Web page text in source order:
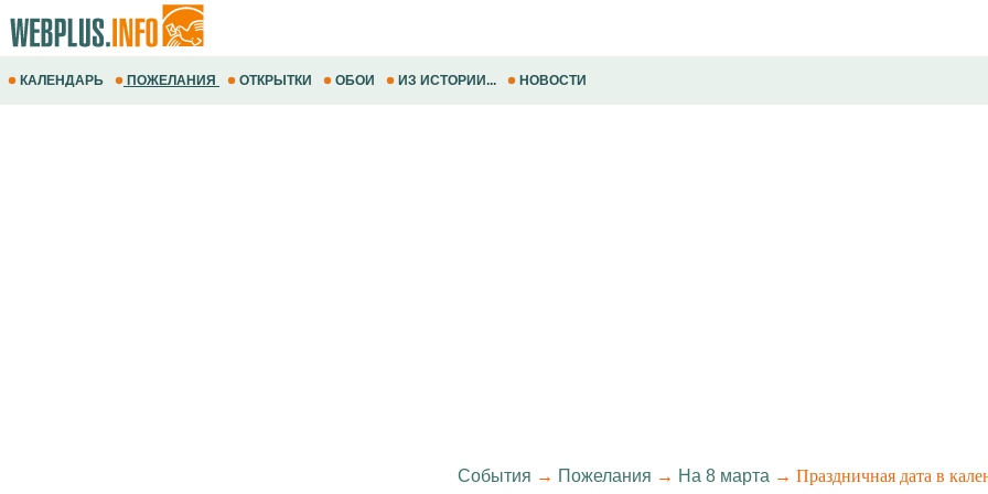
КАЛЕНДАРЬ ПОЖЕЛАНИЯ ОТКРЫТКИ ОБОИ ИЗ ИСТОРИИ... НОВОСТИ
События → Пожелания → На 8 марта → Праздничная дата в